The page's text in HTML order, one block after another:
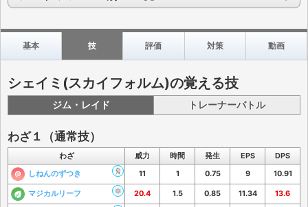
基本 技 評価 対策 動画
シェイミ(スカイフォルム)の覚える技
ジム・レイド トレーナーバトル
わざ１（通常技）
わざ 威力 時間 発生 EPS
DPS
しねんのずつき
11 1 0.75 9 10.91
マジカルリーフ 20.4 1.5 0.85 11.34 13.6